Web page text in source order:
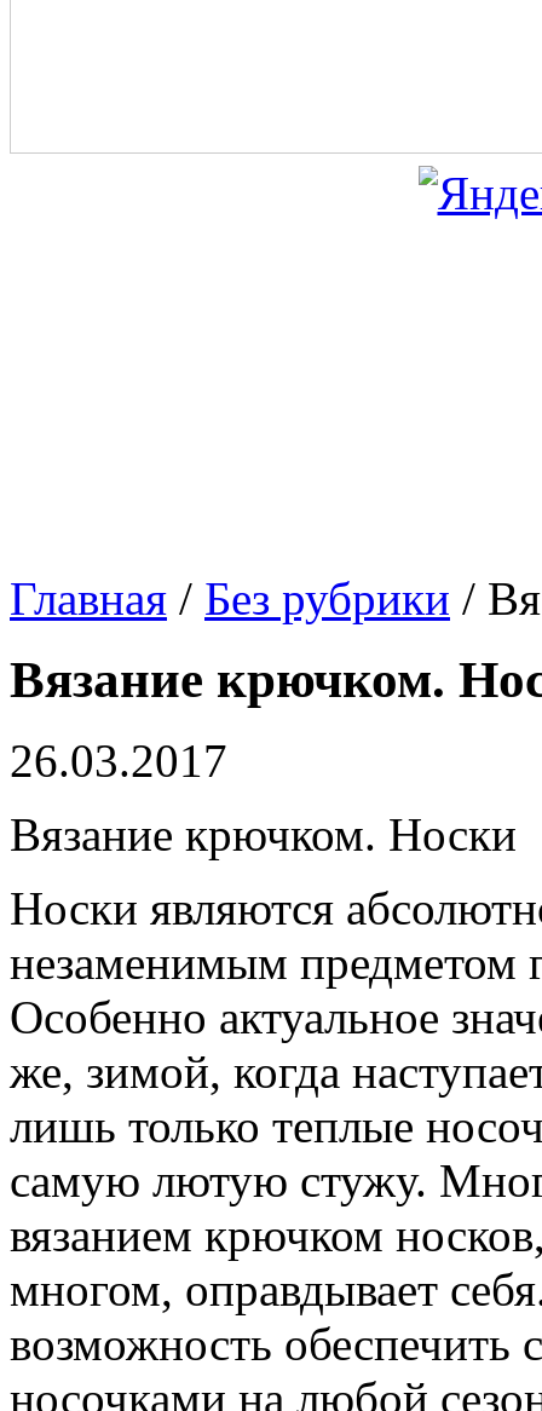
Главная / Без рубрики /
Вязание крючком.
26.03.2017
Вязание крючком. Носки
Носки являются
незаменимым предметом
Особенно актуальное
же, зимой, когда
лишь только теплые
самую лютую стужу.
вязанием крючком
многом, оправдывает
возможность
носочками на любой